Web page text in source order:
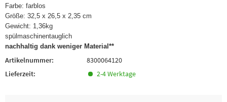
Farbe: farblos
Größe: 32,5 x 26,5 x 2,35 cm
Gewicht: 1,36kg
spülmaschinentauglich
nachhaltig dank weniger Material**
Artikelnummer:
8300064120
Lieferzeit:
2-4 Werktage